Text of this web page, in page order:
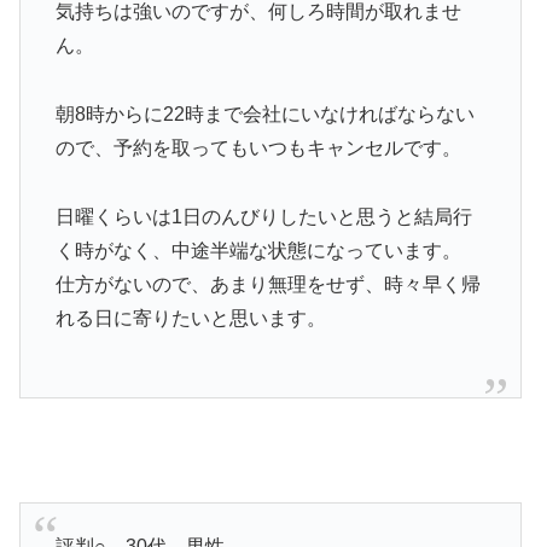
気持ちは強いのですが、何しろ時間が取れませ
ん。
朝8時からに22時まで会社にいなければならない
ので、予約を取ってもいつもキャンセルです。
日曜くらいは1日のんびりしたいと思うと結局行
く時がなく、中途半端な状態になっています。
仕方がないので、あまり無理をせず、時々早く帰
れる日に寄りたいと思います。